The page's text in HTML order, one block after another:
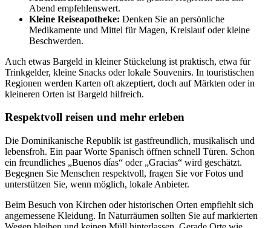
Abend empfehlenswert.
Kleine Reiseapotheke: Denken Sie an persönliche
Medikamente und Mittel für Magen, Kreislauf oder kleine
Beschwerden.
Auch etwas Bargeld in kleiner Stückelung ist praktisch, etwa für
Trinkgelder, kleine Snacks oder lokale Souvenirs. In touristischen
Regionen werden Karten oft akzeptiert, doch auf Märkten oder in
kleineren Orten ist Bargeld hilfreich.
Respektvoll reisen und mehr erleben
Die Dominikanische Republik ist gastfreundlich, musikalisch und
lebensfroh. Ein paar Worte Spanisch öffnen schnell Türen. Schon
ein freundliches „Buenos días“ oder „Gracias“ wird geschätzt.
Begegnen Sie Menschen respektvoll, fragen Sie vor Fotos und
unterstützen Sie, wenn möglich, lokale Anbieter.
Beim Besuch von Kirchen oder historischen Orten empfiehlt sich
angemessene Kleidung. In Naturräumen sollten Sie auf markierten